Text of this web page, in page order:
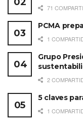
71
PCMA
1
Grupo
2
5 claves
1